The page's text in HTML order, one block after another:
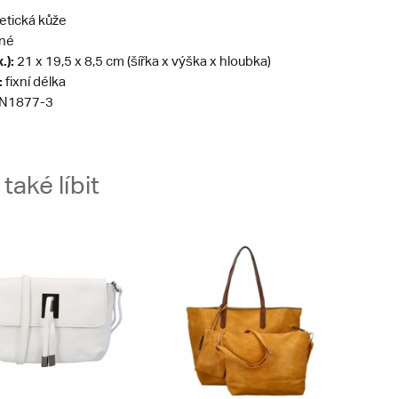
kůže
21 x 19,5 x 8,5 cm (šířka x výška x hloubka)
fixní délka
3
líbit